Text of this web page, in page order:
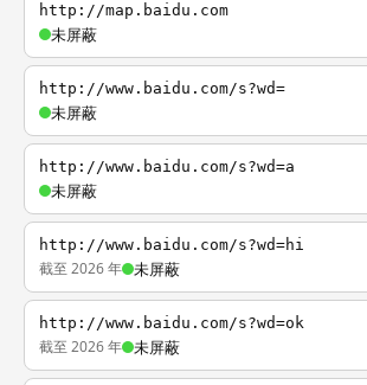
http://map.baidu.com
未屏蔽
http://www.baidu.com/s?wd=
未屏蔽
http://www.baidu.com/s?wd=a
未屏蔽
http://www.baidu.com/s?wd=hi
截至 2026 年 未屏蔽
http://www.baidu.com/s?wd=ok
截至 2026 年 未屏蔽